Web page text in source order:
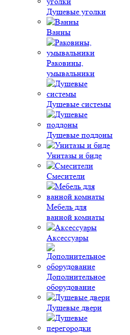
Душевые уголки
Ванны
Раковины,
умывальники
Душевые системы
Душевые поддоны
Унитазы и биде
Смесители
Мебель для
ванной комнаты
Аксессуары
Дополнительное
оборудование
Душевые двери